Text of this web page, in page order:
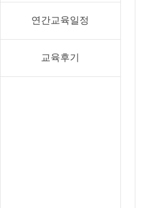
연간교육일정
교육후기